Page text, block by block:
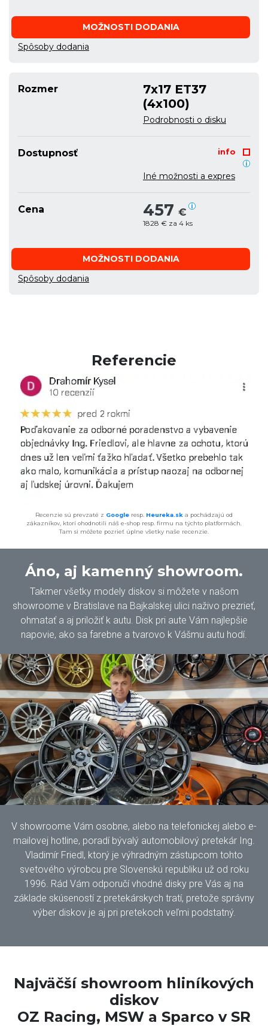
MOŽNOSTI DODANIA
Spôsoby dodania
Rozmer
7x17 ET37
(4x100)
Podrobnosti o disku
Dostupnosť info
Iné možnosti a expres
Cena 457 €
1828 € za 4 ks
MOŽNOSTI DODANIA
Spôsoby dodania
Referencie
Recenzie sú prevzaté z Google resp. Heureka.sk a pochádzajú od
zákazníkov, ktorí ohodnotili náš e-shop resp. firmu na týchto platformách.
Tam si môžete pozrieť úplne všetky naše recenzie.
Áno, aj kamenný showroom.
Takmer všetky modely diskov si môžete v našom
showroome v Bratislave na Bajkalskej ulici naživo prezrieť,
ohmatať a aj priložiť k autu. Disk pri aute Vám najlepšie
napovie, ako sa farebne a tvarovo k Vášmu autu hodí.
V showroome Vám osobne, alebo na telefonickej alebo e-
mailovej hotline, poradí bývalý automobilový pretekár Ing.
Vladimír Friedl, ktorý je výhradným zástupcom tohto
svetového výrobcu pre Slovenskú republiku už od roku
1996. Rád Vám odporučí vhodné disky pre Vás aj na
základe skúseností z pretekárskych tratí, pretože správny
výber diskov je aj pri pretekoch veľmi podstatný.
Najväčší showroom hliníkových
diskov
OZ Racing, MSW a Sparco v SR